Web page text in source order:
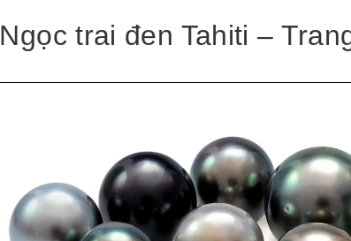
Ngọc trai đen Tahiti –